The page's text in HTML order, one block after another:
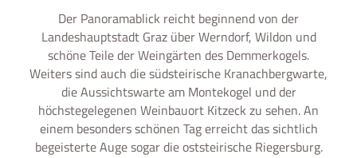
Der Panoramablick reicht beginnend von der
Landeshauptstadt Graz über Werndorf, Wildon und
schöne Teile der Weingärten des Demmerkogels.
Weiters sind auch die südsteirische Kranachbergwarte,
die Aussichtswarte am Montekogel und der
höchstegelegenen Weinbauort Kitzeck zu sehen. An
einem besonders schönen Tag erreicht das sichtlich
begeisterte Auge sogar die oststeirische Riegersburg.